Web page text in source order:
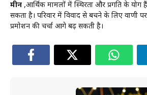
मीन ,आर्थिक मामलों में स्थिरता और प्रगति के योग
सकता है। परिवार में विवाद से बचने के लिए वाणी
प्रमोशन की चर्चा आगे बढ़ सकती है।